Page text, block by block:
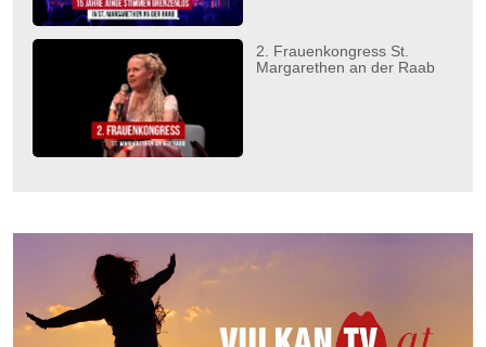
2. Frauenkongress St.
Margarethen an der Raab